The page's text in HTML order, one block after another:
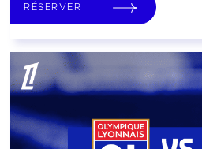
RÉSERVER